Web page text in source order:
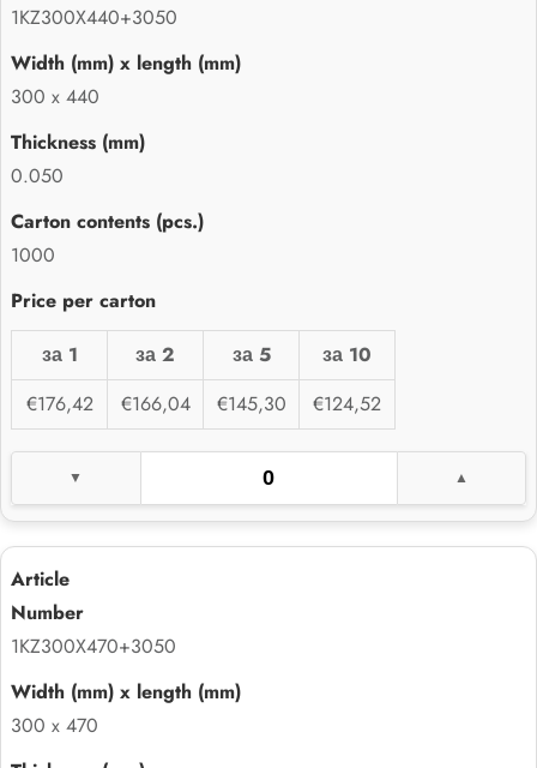
1KZ300X440+3050
300 x 440
0.050
1000
за 1 за 2 за 5
за 10
€176,42
€166,04 €145,30 €124,52
1KZ300X470+3050
300 x 470